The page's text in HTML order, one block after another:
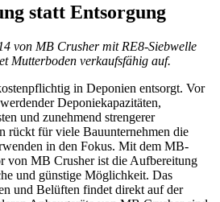
statt Entsorgung
von MB Crusher mit RE8-Siebwelle
Mutterboden verkaufsfähig auf.
in Deponien entsorgt. Vor
Deponiekapazitäten,
und zunehmend strengerer
rückt für viele Bauunternehmen die
in den Fokus. Mit dem MB-
von MB Crusher ist die Aufbereitung
und günstige Möglichkeit. Das
und Belüften findet direkt auf der